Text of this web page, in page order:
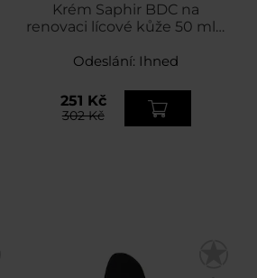
Krém Saphir BDC na
renovaci lícové kůže 50 ml -
Odeslání: Ihned
251 Kč
302 Kč